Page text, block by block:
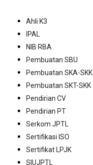
Ahli K3
IPAL
NIB RBA
Pembuatan SBU
Pembuatan SKA-SKK
Pembuatan SKT-SKK
Pendirian CV
Pendirian PT
Serkom JPTL
Sertifikasi ISO
Sertifikat LPJK
SIUJPTL